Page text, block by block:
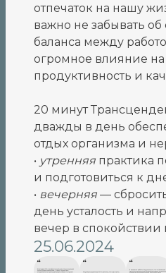
отпечаток на нашу
важно не забывать
баланса между
огромное влияние
продуктивность и
20 минут
дважды в день
отдых организма и
• утренняя практика
и подготовиться к
• вечерняя —
день усталость и
вечер в
25.06.2024